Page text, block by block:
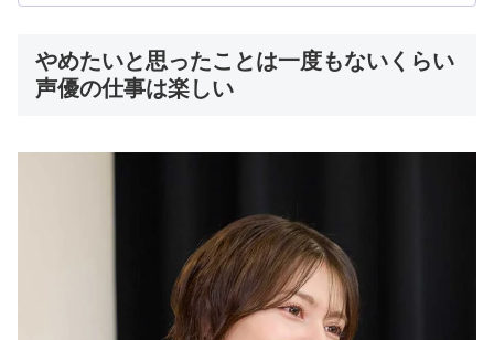
やめたいと思ったことは一度もないくらい
声優の仕事は楽しい